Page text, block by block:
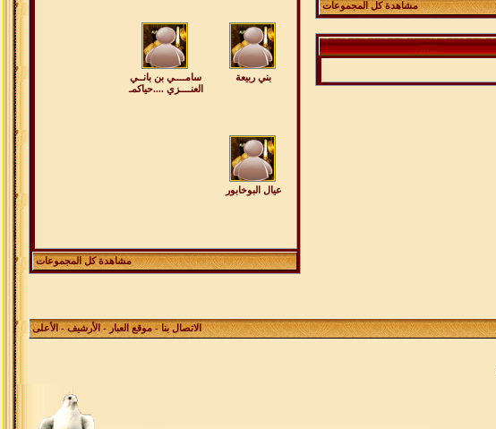
مشاهدة كل المجموعات
بني ربيعة
سامــــي بن بانــي
العنــــزي ....حياكمـ
عيال البوخابور
مشاهدة كل المجموعات
الاتصال بنا- موقع العبار-الأرشيف- الأعلى